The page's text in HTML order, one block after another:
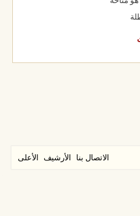
الاتصال بنا الأرشيف الأعلى